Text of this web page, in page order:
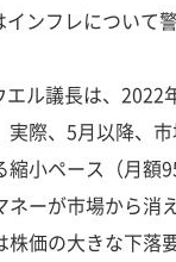
インフレについて
ル議長は、2022
実際、5月以降、
縮小ペース（月額
ネーが市場から消
株価の大きな下落